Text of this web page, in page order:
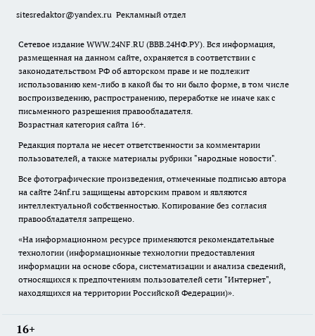
sitesredaktor@yandex.ru Рекламный отдел
Сетевое издание WWW.24NF.RU (ВВВ.24НФ.РУ). Вся информация,
размещенная на данном сайте, охраняется в соответствии с
законодательством РФ об авторском праве и не подлежит
использованию кем-либо в какой бы то ни было форме, в том числе
воспроизведению, распространению, переработке не иначе как с
письменного разрешения правообладателя.
Возрастная категория сайта 16+.
Редакция портала не несет ответственности за комментарии
пользователей, а также материалы рубрики "народные новости".
Все фотографические произведения, отмеченные подписью автора
на сайте 24nf.ru защищены авторским правом и являются
интеллектуальной собственностью. Копирование без согласия
правообладателя запрещено.
«На информационном ресурсе применяются рекомендательные
технологии (информационные технологии предоставления
информации на основе сбора, систематизации и анализа сведений,
относящихся к предпочтениям пользователей сети "Интернет",
находящихся на территории Российской Федерации)».
16+